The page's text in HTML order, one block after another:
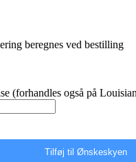
beregnes ved bestilling
(forhandles også på
Tilføj til Ønskeskyen